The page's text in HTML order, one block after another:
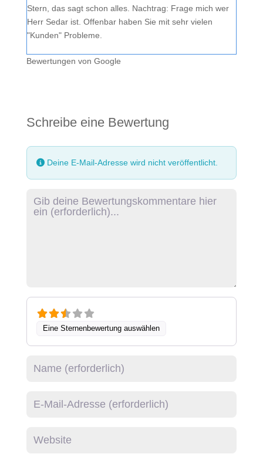
Stern, das sagt schon alles. Nachtrag: Frage mich wer
Herr Sedar ist. Offenbar haben Sie mit sehr vielen
"Kunden" Probleme.
Bewertungen von Google
Schreibe eine Bewertung
Deine E-Mail-Adresse wird nicht veröffentlicht.
Rezensionstext
Eine Sternenbewertung auswählen